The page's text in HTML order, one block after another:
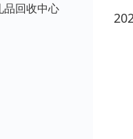
品回收中心